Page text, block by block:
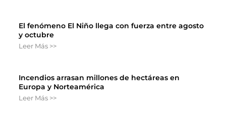
El fenómeno El Niño llega con fuerza entre agosto
y octubre
Leer Más >>
Incendios arrasan millones de hectáreas en
Europa y Norteamérica
Leer Más >>